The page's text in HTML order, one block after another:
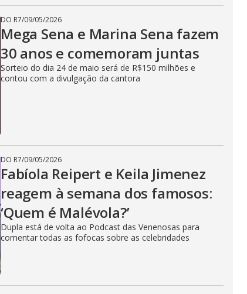
DO R7/09/05/2026
Mega Sena e Marina Sena fazem
30 anos e comemoram juntas
Sorteio do dia 24 de maio será de R$150 milhões e
contou com a divulgação da cantora
DO R7/09/05/2026
Fabíola Reipert e Keila Jimenez
reagem à semana dos famosos:
‘Quem é Malévola?’
Dupla está de volta ao Podcast das Venenosas para
comentar todas as fofocas sobre as celebridades